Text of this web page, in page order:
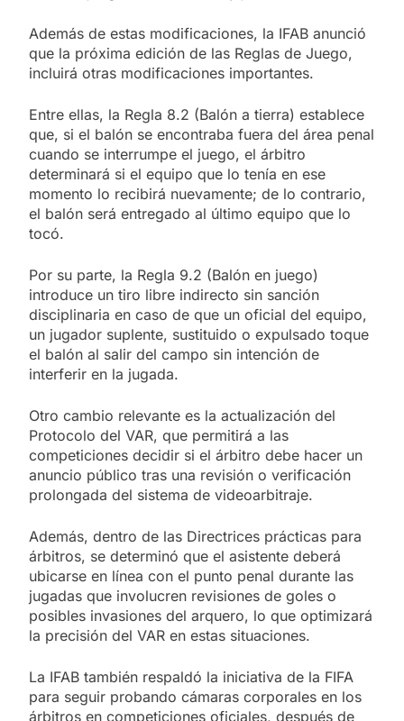
Además de estas modificaciones, la IFAB anunció
que la próxima edición de las Reglas de Juego,
incluirá otras modificaciones importantes.
Entre ellas, la Regla 8.2 (Balón a tierra) establece
que, si el balón se encontraba fuera del área penal
cuando se interrumpe el juego, el árbitro
determinará si el equipo que lo tenía en ese
momento lo recibirá nuevamente; de lo contrario,
el balón será entregado al último equipo que lo
tocó.
Por su parte, la Regla 9.2 (Balón en juego)
introduce un tiro libre indirecto sin sanción
disciplinaria en caso de que un oficial del equipo,
un jugador suplente, sustituido o expulsado toque
el balón al salir del campo sin intención de
interferir en la jugada.
Otro cambio relevante es la actualización del
Protocolo del VAR, que permitirá a las
competiciones decidir si el árbitro debe hacer un
anuncio público tras una revisión o verificación
prolongada del sistema de videoarbitraje.
Además, dentro de las Directrices prácticas para
árbitros, se determinó que el asistente deberá
ubicarse en línea con el punto penal durante las
jugadas que involucren revisiones de goles o
posibles invasiones del arquero, lo que optimizará
la precisión del VAR en estas situaciones.
La IFAB también respaldó la iniciativa de la FIFA
para seguir probando cámaras corporales en los
árbitros en competiciones oficiales, después de